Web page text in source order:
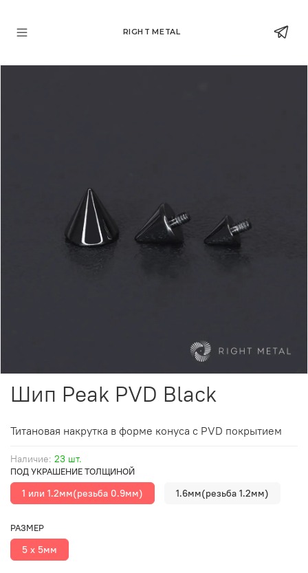
RIGHT METAL
Наличие: 23 шт.
Шип Peak PVD Black
ПОД УКРАШЕНИЕ ТОЛЩИНОЙ
1 или 1.2мм(резьба 0.9мм) 1.6мм(резьба 1.2мм)
РАЗМЕР
5 х 5мм
Титановая накрутка в форме конуса с PVD покрытием